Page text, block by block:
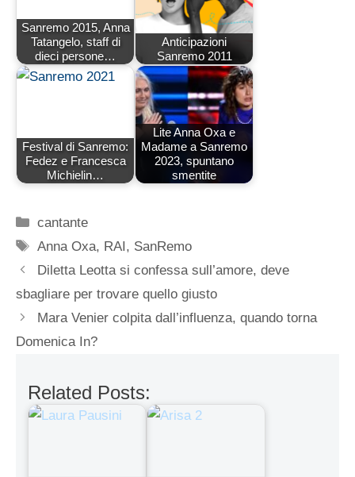
Sanremo 2015, Anna
Tatangelo, staff di
dieci persone…
Anticipazioni
Sanremo 2011
Festival di Sanremo:
Fedez e Francesca
Michielin…
Lite Anna Oxa e
Madame a Sanremo
2023, spuntano
smentite
Categorie
cantante
Tag
Anna Oxa, RAI , SanRemo
Diletta Leotta si confessa sull’amore, deve
sbagliare per trovare quello giusto
Mara Venier colpita dall’influenza, quando torna
Domenica In?
Related Posts: